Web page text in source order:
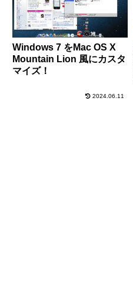
Windows 7 をMac OS X
Mountain Lion 風にカスタ
マイズ！
2024.06.11